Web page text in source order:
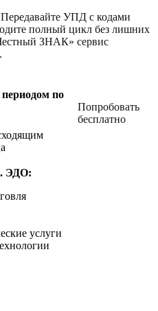
Передавайте УПД с кодами
полный цикл без лишних
ЗНАК» сервис
по
Попробовать
бесплатно
ЭДО:
услуги